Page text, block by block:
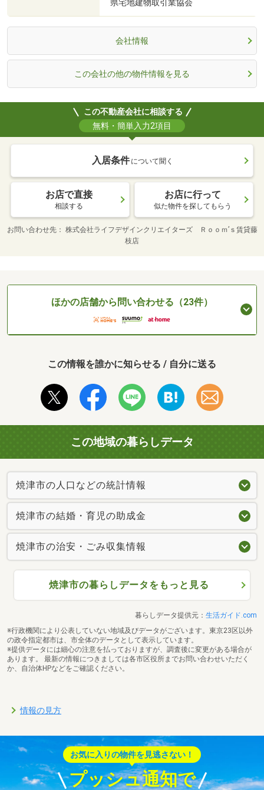
県宅地建物取引業協会
会社情報
この会社の他の物件情報を見る
この不動産会社に相談する
無料・簡単入力2項目
入居条件 について聞く
お店で直接
相談する
お店に行って
似た物件を探してもらう
お問い合わせ先
株式会社ライフデザインクリエイターズ Ｒｏｏｍ’ｓ賃貸藤
枝店
ほかの店舗から問い合わせる（23件）
この情報を誰かに知らせる / 自分に送る
この地域の暮らしデータ
焼津市の人口などの統計情報
焼津市の結婚・育児の助成金
焼津市の治安・ごみ収集情報
焼津市の暮らしデータをもっと見る
暮らしデータ提供元： 生活ガイド.com
※行政機関により公表していない地域及びデータがございます。東京23区以外
の政令指定都市は、市全体のデータとして表示しています。
※提供データには細心の注意を払っておりますが、調査後に変更がある場合が
あります。 最新の情報につきましては各市区役所までお問い合わせいただく
か、自治体HPなどをご確認ください。
情報の見方
お気に入りの物件を見逃さない！
プッシュ通知で